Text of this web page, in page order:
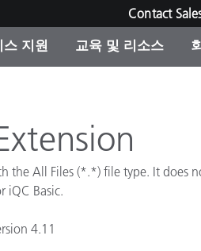
Contact
모션
스 지원 교육 및 리소스
the All Files (*.*) file type. It does
iQC Basic.
4.11